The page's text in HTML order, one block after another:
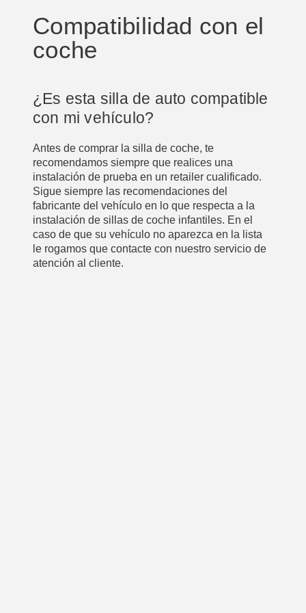
Compatibilidad con el
coche
¿Es esta silla de auto compatible
con mi vehículo?
Antes de comprar la silla de coche, te
recomendamos siempre que realices una
instalación de prueba en un retailer cualificado.
Sigue siempre las recomendaciones del
fabricante del vehículo en lo que respecta a la
instalación de sillas de coche infantiles. En el
caso de que su vehículo no aparezca en la lista
le rogamos que contacte con nuestro servicio de
atención al cliente.